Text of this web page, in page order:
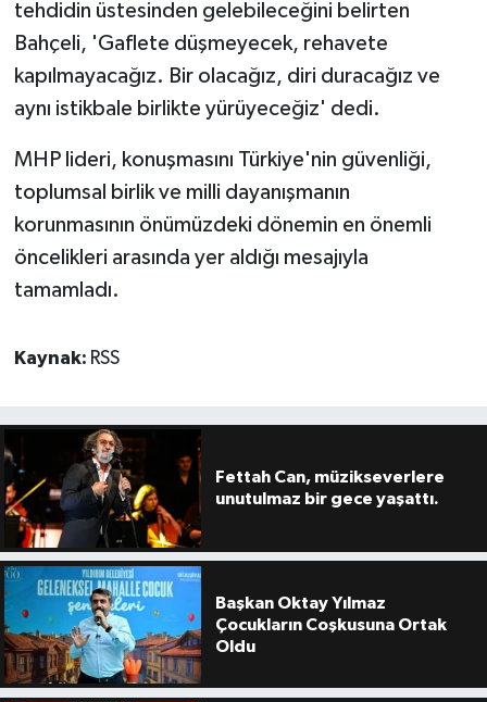
tehdidin üstesinden gelebileceğini belirten
Bahçeli, 'Gaflete düşmeyecek, rehavete
kapılmayacağız. Bir olacağız, diri duracağız ve
aynı istikbale birlikte yürüyeceğiz' dedi.
MHP lideri, konuşmasını Türkiye'nin güvenliği,
toplumsal birlik ve milli dayanışmanın
korunmasının önümüzdeki dönemin en önemli
öncelikleri arasında yer aldığı mesajıyla
tamamladı.
Kaynak: RSS
Fettah Can, müzikseverlere
unutulmaz bir gece yaşattı.
Başkan Oktay Yılmaz
Çocukların Coşkusuna Ortak
Oldu